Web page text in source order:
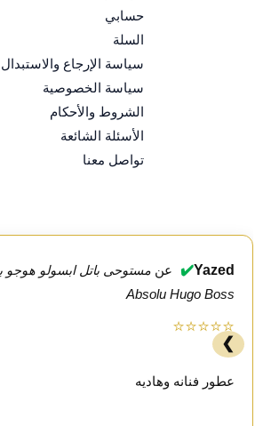
حسابي
السلة
سياسة الإرجاع والاستبدال
سياسة الخصوصية
الشروط والأحكام
الأسئلة الشائعة
تواصل معنا
Yazed
✔️ عن
Absolu Hugo Boss
⭐⭐⭐⭐⭐
عطور فنانه وهاديه
❯